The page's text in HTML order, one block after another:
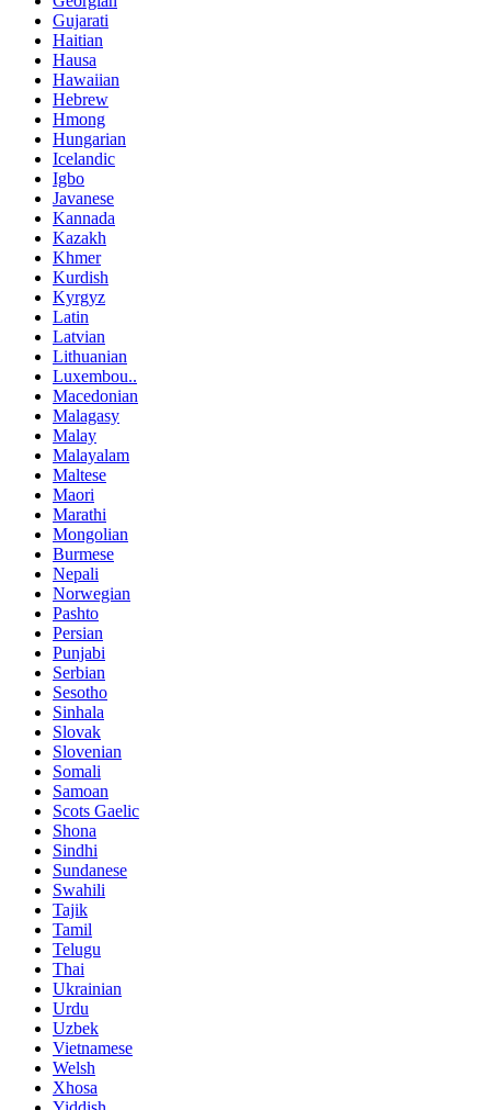
Gujarati
Haitian
Hausa
Hawaiian
Hebrew
Hmong
Hungarian
Icelandic
Igbo
Javanese
Kannada
Kazakh
Khmer
Kurdish
Kyrgyz
Latin
Latvian
Lithuanian
Luxembou..
Macedonian
Malagasy
Malay
Malayalam
Maltese
Maori
Marathi
Mongolian
Burmese
Nepali
Norwegian
Pashto
Persian
Punjabi
Serbian
Sesotho
Sinhala
Slovak
Slovenian
Somali
Samoan
Scots Gaelic
Shona
Sindhi
Sundanese
Swahili
Tajik
Tamil
Telugu
Thai
Ukrainian
Urdu
Uzbek
Vietnamese
Welsh
Xhosa